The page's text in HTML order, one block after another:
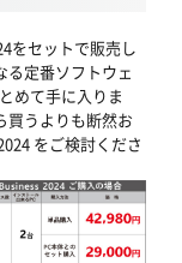
をセットで販売し
る定番ソフトウェ
めて手に入りま
買うよりも断然お
をご検討くださ